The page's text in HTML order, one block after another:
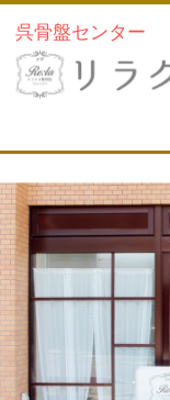
呉骨盤センター